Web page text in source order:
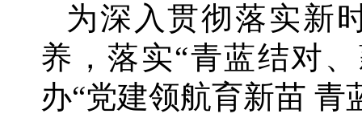
为深入贯彻落实新
养，落实“青蓝结对
办“党建领航育新苗